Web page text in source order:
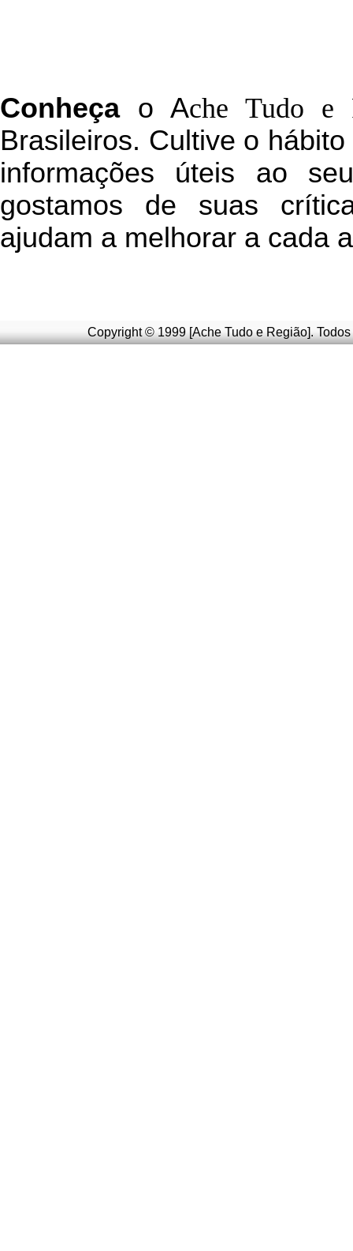
Conheçao Ache Tudo e
Brasileiros. Cultive o
informações úteis ao
gostamos de suas
ajudam a melhorar a cada
Copyright © 1999 [Ache Tudo e Região].